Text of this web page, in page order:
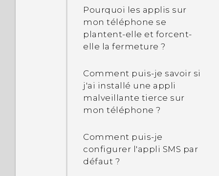
fonctions de protection
de l'appareil ne
fonctionneront plus.
Qu'est-ce que protection
Pourquoi mon téléphone
ne se verrouille-t-il pas
même si j'ai configuré un
verrouillage de l'écran ?
Pourquoi ne puis-je pas
personnaliser les
éléments dans le
rapides ?
façon de terminer ou de
fermer les applis ?
Comment puis-je vérifier
mon téléphone a et
combien de mémoire est
utilisée ?
mon téléphone en mode
sans échec ?
Pourquoi les applis sur
mon téléphone se
plantent-elle et forcent-
elle la fermeture ?
Comment puis-je savoir si
j'ai installé une appli
malveillante tierce sur
mon téléphone ?
Comment puis-je
configurer l'appli SMS par
défaut ?